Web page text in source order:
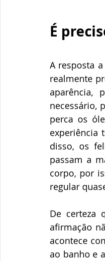
É
A resposta
realmente
aparência,
necessário,
perca os
experiência
disso, os
passam a
corpo, por
regular
De
afirmação
acontece
ao banho e